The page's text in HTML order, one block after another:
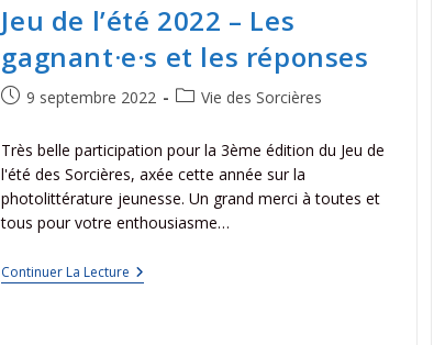
Jeu de l’été 2022 – Les
gagnant·e·s et les réponses
9 septembre 2022 Vie des Sorcières
Très belle participation pour la 3ème édition du Jeu de
l'été des Sorcières, axée cette année sur la
photolittérature jeunesse. Un grand merci à toutes et
tous pour votre enthousiasme…
Continuer La Lecture